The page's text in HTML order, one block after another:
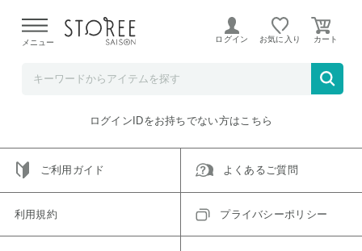
よる配送遅延が発生しております。
メニュー ログイン お気に入り
ご指定のアイテムは取り扱い終了、またはただいま取り扱い
トップへ戻る
ログインIDをお持ちでない方はこちら
ご利用ガイド よくあるご質問
利用規約 プライバシーポリシー